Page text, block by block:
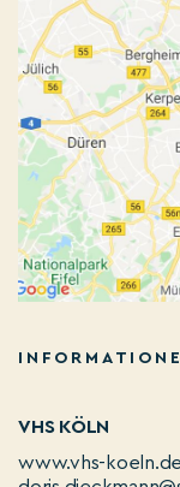
VHS KÖLN
www.vhs-koeln.de